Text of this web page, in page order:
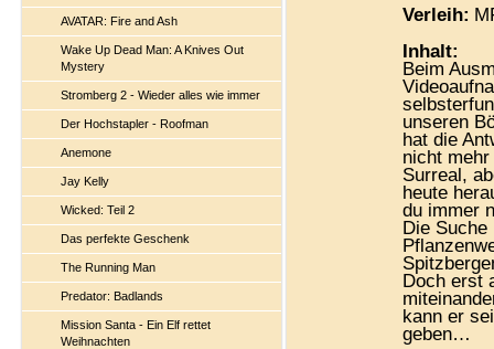
AVATAR: Fire and Ash
Wake Up Dead Man: A Knives Out
Mystery
Stromberg 2 - Wieder alles wie immer
Der Hochstapler - Roofman
Anemone
Jay Kelly
Wicked: Teil 2
Das perfekte Geschenk
The Running Man
Predator: Badlands
Mission Santa - Ein Elf rettet
Weihnachten
Verleih:
Inhalt:
Beim
unseren
hat die
nicht
Surreal,
heute
du immer
Die Suche
Doch erst
kann er
geben…